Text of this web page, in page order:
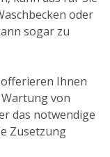
oder
sogar zu
Ihnen
von
das notwendige
Zusetzung